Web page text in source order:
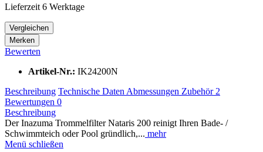
Lieferzeit 6 Werktage
Vergleichen
Merken
Bewerten
Artikel-Nr.: IK24200N
Beschreibung Technische Daten Abmessungen Zubehör 2
Bewertungen 0
Beschreibung
Der Inazuma Trommelfilter Nataris 200 reinigt Ihren Bade- /
Schwimmteich oder Pool gründlich,... mehr
Menü schließen